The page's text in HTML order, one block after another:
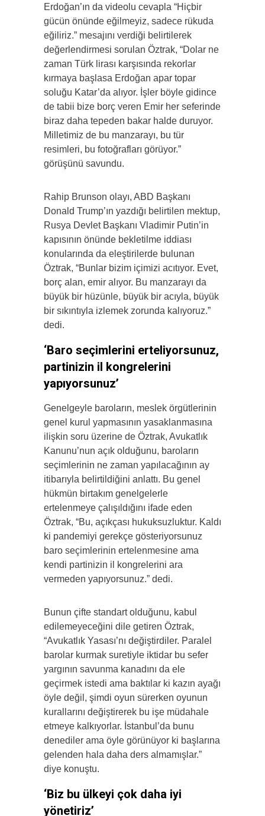
Erdoğan’ın da videolu cevapla “Hiçbir
gücün önünde eğilmeyiz, sadece rükuda
eğiliriz.” mesajını verdiği belirtilerek
değerlendirmesi sorulan Öztrak, “Dolar ne
zaman Türk lirası karşısında rekorlar
kırmaya başlasa Erdoğan apar topar
soluğu Katar’da alıyor. İşler böyle gidince
de tabii bize borç veren Emir her seferinde
biraz daha tepeden bakar halde duruyor.
Milletimiz de bu manzarayı, bu tür
resimleri, bu fotoğrafları görüyor.”
görüşünü savundu.
Rahip Brunson olayı, ABD Başkanı
Donald Trump’ın yazdığı belirtilen mektup,
Rusya Devlet Başkanı Vladimir Putin’in
kapısının önünde bekletilme iddiası
konularında da eleştirilerde bulunan
Öztrak, “Bunlar bizim içimizi acıtıyor. Evet,
borç alan, emir alıyor. Bu manzarayı da
büyük bir hüzünle, büyük bir acıyla, büyük
bir sıkıntıyla izlemek zorunda kalıyoruz.”
dedi.
‘Baro seçimlerini erteliyorsunuz,
partinizin il kongrelerini
yapıyorsunuz’
Genelgeyle baroların, meslek örgütlerinin
genel kurul yapmasının yasaklanmasına
ilişkin soru üzerine de Öztrak, Avukatlık
Kanunu’nun açık olduğunu, baroların
seçimlerinin ne zaman yapılacağının ay
itibarıyla belirtildiğini anlattı. Bu genel
hükmün birtakım genelgelerle
ertelenmeye çalışıldığını ifade eden
Öztrak, “Bu, açıkçası hukuksuzluktur. Kaldı
ki pandemiyi gerekçe gösteriyorsunuz
baro seçimlerinin ertelenmesine ama
kendi partinizin il kongrelerini ara
vermeden yapıyorsunuz.” dedi.
Bunun çifte standart olduğunu, kabul
edilemeyeceğini dile getiren Öztrak,
“Avukatlık Yasası’nı değiştirdiler. Paralel
barolar kurmak suretiyle iktidar bu sefer
yargının savunma kanadını da ele
geçirmek istedi ama baktılar ki kazın ayağı
öyle değil, şimdi oyun sürerken oyunun
kurallarını değiştirerek bu işe müdahale
etmeye kalkıyorlar. İstanbul’da bunu
denediler ama öyle görünüyor ki başlarına
gelenden hala daha ders almamışlar.”
diye konuştu.
‘Biz bu ülkeyi çok daha iyi
yönetiriz’